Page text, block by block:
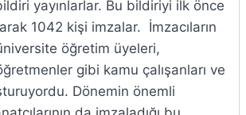
yayınlarlar. Bu bildiriyi ilk önce
1042 kişi imzalar. İmzacıların
öğretim üyeleri,
gibi kamu çalışanları ve
Dönemin önemli